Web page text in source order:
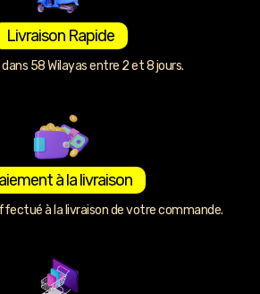
Livraison Rapide
dans 58 Wilayas entre 2 et 8 jours.
à la livraison
à la livraison de votre commande.